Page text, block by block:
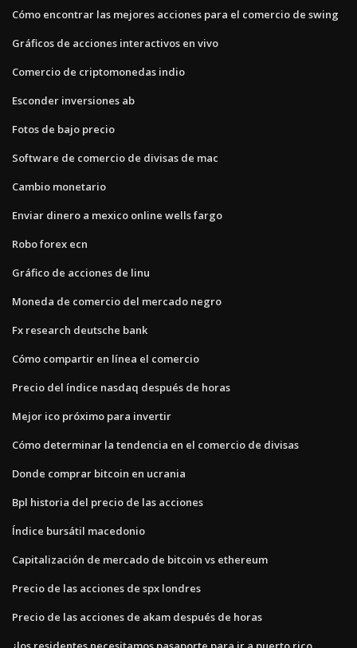
Cómo encontrar las mejores acciones para el comercio de swing
Gráficos de acciones interactivos en vivo
Comercio de criptomonedas indio
Esconder inversiones ab
Fotos de bajo precio
Software de comercio de divisas de mac
Cambio monetario
Enviar dinero a mexico online wells fargo
Robo forex ecn
Gráfico de acciones de linu
Moneda de comercio del mercado negro
Fx research deutsche bank
Cómo compartir en línea el comercio
Precio del índice nasdaq después de horas
Mejor ico próximo para invertir
Cómo determinar la tendencia en el comercio de divisas
Donde comprar bitcoin en ucrania
Bpl historia del precio de las acciones
Índice bursátil macedonio
Capitalización de mercado de bitcoin vs ethereum
Precio de las acciones de spx londres
Precio de las acciones de akam después de horas